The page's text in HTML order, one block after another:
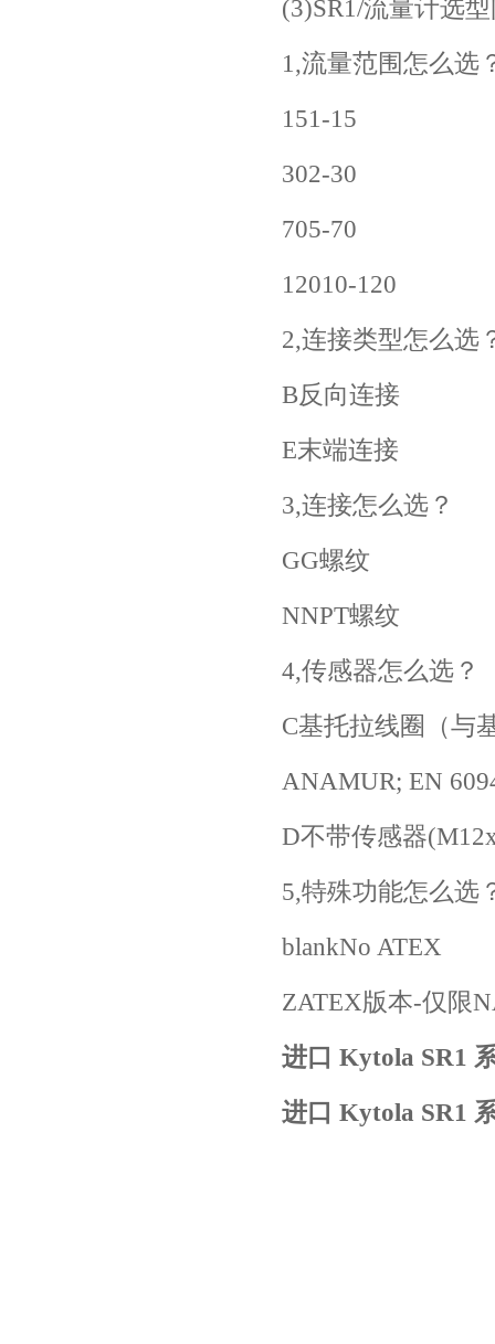
(3)SR1/流量计选
1,流量范围怎么选
151-15
302-30
705-70
12010-120
2,连接类型怎么选
B反向连接
E末端连接
3,连接怎么选？
GG螺纹
NNPT螺纹
4,传感器怎么选？
C基托拉线圈（与
ANAMUR; EN
D不带传感器
5,特殊功能怎么选
blankNo ATEX
ZATEX版本-仅限
进口 Kytola SR1
进口 Kytola SR1